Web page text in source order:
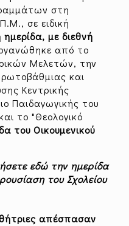
στη
σε ειδική
ημερίδα, με διεθνή
από το
Μελετών, την
και
Κεντρικής
Παιδαγωγικής του
το "Θεολογικό
του Οικουμενικού
εδώ την ημερίδα
του Σχολείου
απέσπασαν